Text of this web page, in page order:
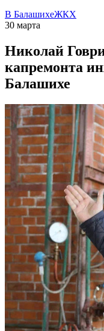
В БалашихеЖКХ
30 марта
Николай
капремонта
Балашихе